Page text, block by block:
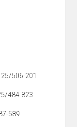
506-201
484-823
589